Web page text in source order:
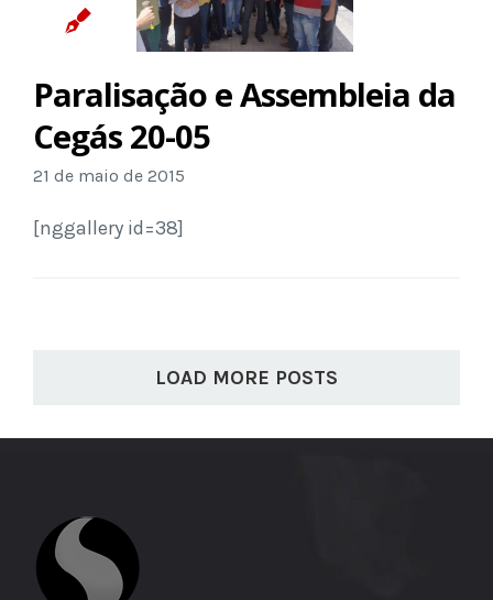
Paralisação e Assembleia da
Cegás 20-05
21 de maio de 2015
[nggallery id=38]
LOAD MORE POSTS